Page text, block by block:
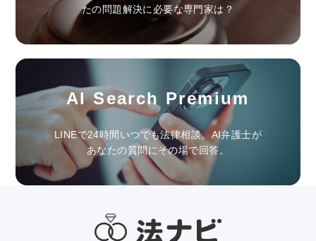
たの問題解決に必要な専門家は？
AI Search Premium
LINEで24時間いつでも法律相談。AI弁護士が
あなたの質問にその場で回答。